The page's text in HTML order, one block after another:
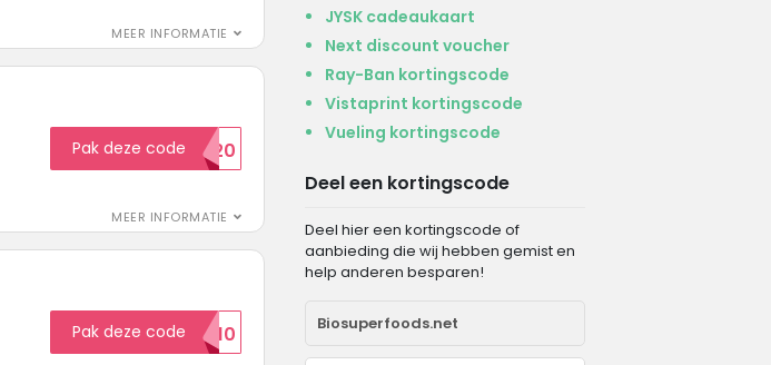
MEER INFORMATIE
MEER INFORMATIE
Pak deze codeEXTRA20
Pak deze codeSALE10
JYSK cadeaukaart
Next discount voucher
Ray-Ban kortingscode
Vistaprint kortingscode
Vueling kortingscode
Deel een kortingscode
Deel hier een kortingscode of
aanbieding die wij hebben gemist en
help anderen besparen!